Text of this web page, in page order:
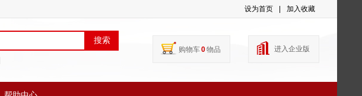
设为首页 加入收藏
购物车0物品 进入企业版
搜索